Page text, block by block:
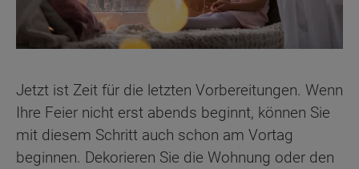
Jetzt ist Zeit für die letzten Vorbereitungen. Wenn
Ihre Feier nicht erst abends beginnt, können Sie
mit diesem Schritt auch schon am Vortag
beginnen. Dekorieren Sie die Wohnung oder den